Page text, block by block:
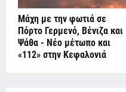
Μάχη με την φωτιά σε
Πόρτο Γερμενό, Βένιζα και
Ψάθα - Νέο μέτωπο και
«112» στην Κεφαλονιά